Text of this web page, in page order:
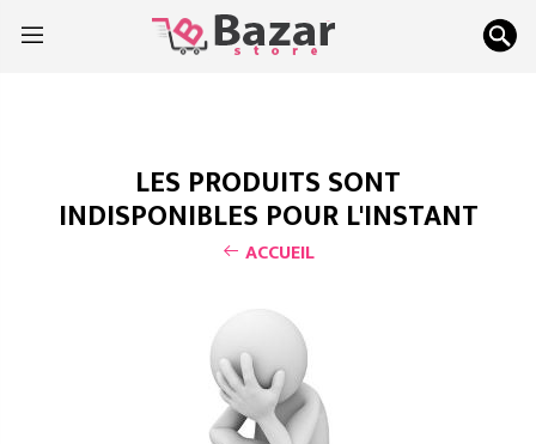
LES PRODUITS SONT
INDISPONIBLES POUR L'INSTANT
ACCUEIL